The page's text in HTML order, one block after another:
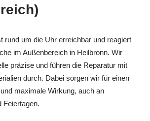
rund um die Uhr erreichbar und reagiert
im Außenbereich in Heilbronn. Wir
präzise und führen die Reparatur mit
durch. Dabei sorgen wir für einen
maximale Wirkung, auch an
Feiertagen.